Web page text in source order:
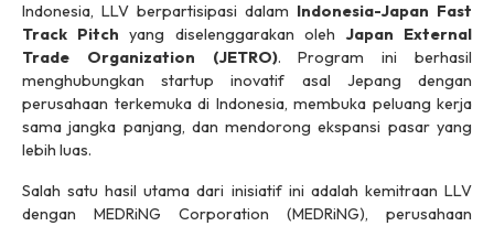
Indonesia, LLV berpartisipasi dalam Indonesia-Japan Fast
Track Pitch yang diselenggarakan oleh Japan External
Trade Organization (JETRO). Program ini berhasil
menghubungkanstartup inovatif asal Jepang dengan
perusahaan terkemuka di Indonesia, membuka peluang kerja
sama jangka panjang, dan mendorong ekspansi pasar yang
lebih luas.
Salah satu hasil utama dari inisiatif ini adalah kemitraan LLV
dengan MEDRiNG Corporation (MEDRiNG), perusahaan